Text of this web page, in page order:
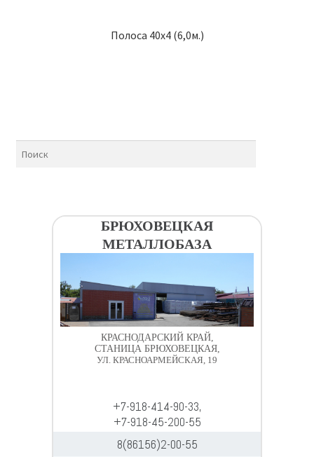
Полоса 40х4 (6,0м.)
БРЮХОВЕЦКАЯ
МЕТАЛЛОБАЗА
КРАСНОДАРСКИЙ КРАЙ,
СТАНИЦА БРЮХОВЕЦКАЯ,
УЛ. КРАСНОАРМЕЙСКАЯ, 19
+7-918-414-90-33,
+7-918-45-200-55
8(86156)2-00-55